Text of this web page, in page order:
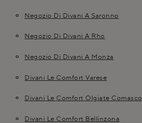
Negozio Di Divani A Saronno
Negozio Di Divani A Rho
Negozio Di Divani A Monza
Divani Le Comfort Varese
Divani Le Comfort Olgiate Comasco
Divani Le Comfort Bellinzona